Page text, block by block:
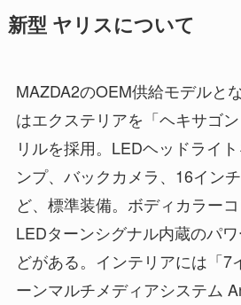
新型 ヤリスについて
MAZDA2のOEM供給モデルと
はエクステリアを「ヘキサゴ
リルを採用。LEDヘッドライ
ンプ、バックカメラ、16イン
ど、標準装備。ボディカラーコ
LEDターンシグナル内蔵のパ
どがある。インテリアには「7
ーンマルチメディアシステム